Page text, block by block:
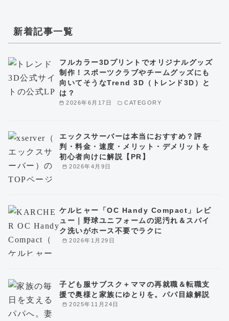
新着記事一覧
2026年6月17日 CATEGORY
フルカラー3Dプリントでオリジナルグッズ
制作！スポーツクラブやチームグッズにも
向いてそうなTrend 3D（トレンド3D）と
は？
2026年4月9日
エックスサーバーは本当におすすめ？評
判・料金・速度・メリット・デメリットを
初心者向けに解説【PR】
2026年1月29日
ケルヒャー「OC Handy Compact」レビ
ュー｜野球ユニフォームの泥汚れ＆スパイ
ク洗いがホース不要でラクに
2025年11月24日
子ども服サブスク＋ママの再就職＆転職支
援で奥様と家族にゆとりを。パパ目線解説